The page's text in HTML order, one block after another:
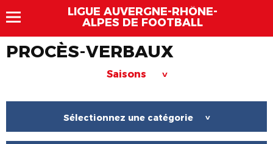
LIGUE AUVERGNE-RHÔNE-
ALPES DE FOOTBALL
PROCÈS-VERBAUX
Saisons >
Sélectionnez une catégorie >